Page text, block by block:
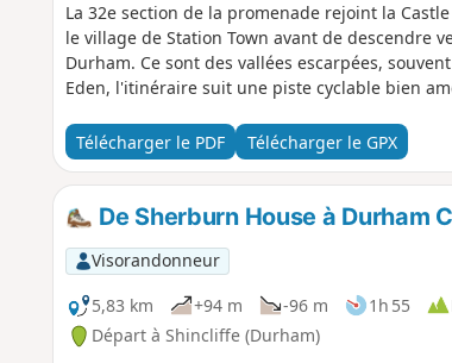
La 32e section de la promenade rejoint la
le village de Station Town avant de descendre
Durham. Ce sont des vallées escarpées,
Eden, l'itinéraire suit une piste cyclable bien
Télécharger le PDF Télécharger le GPX
De Sherburn House à Durham
Visorandonneur
5,83 km
+94 m -96 m 1h 55
Départ à Shincliffe (Durham)